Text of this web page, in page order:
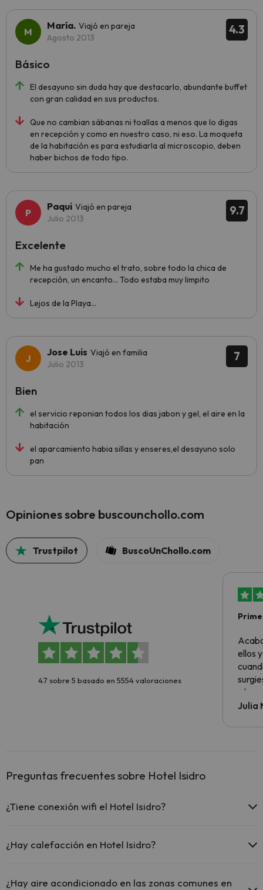
4.3
María. Viajó en pareja
Agosto 2013
El desayuno sin duda hay que destacarlo, abundante buffet
con gran calidad en sus productos.
Que no cambian sábanas ni toallas a menos que lo digas
en recepción y como en nuestro caso, ni eso. La moqueta
de la habitación es para estudiarla al microscopio, deben
haber bichos de todo tipo.
Básico
9.7
Paqui Viajó en pareja
Julio 2013
Me ha gustado mucho el trato, sobre todo la chica de
recepción, un encanto... Todo estaba muy limpito
Lejos de la Playa...
Excelente
7
Jose Luis Viajó en familia
Julio 2013
el servicio reponian todos los dias jabon y gel, el aire en la
habitación
el aparcamiento habia sillas y enseres,el desayuno solo
pan
Bien
Opiniones sobre buscounchollo.com
Trustpilot BuscoUnChollo.com
4.7 sobre 5 basado en 5554 valoraciones
ellos
todo
Julia
Preguntas frecuentes sobre Hotel Isidro
¿Tiene conexión wifi el Hotel Isidro?
¿Hay calefacción en Hotel Isidro?
¿Hay aire acondicionado en las zonas comunes en